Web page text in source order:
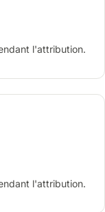
l'attribution.
l'attribution.